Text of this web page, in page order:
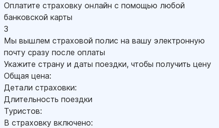
Оплатите страховку онлайн с помощью любой
банковской карты
3
Мы вышлем страховой полис на вашу электронную
почту сразу после оплаты
Укажите страну и даты поездки, чтобы получить цену
Общая цена:
Детали страховки:
Длительность поездки
Туристов:
В страховку включено: